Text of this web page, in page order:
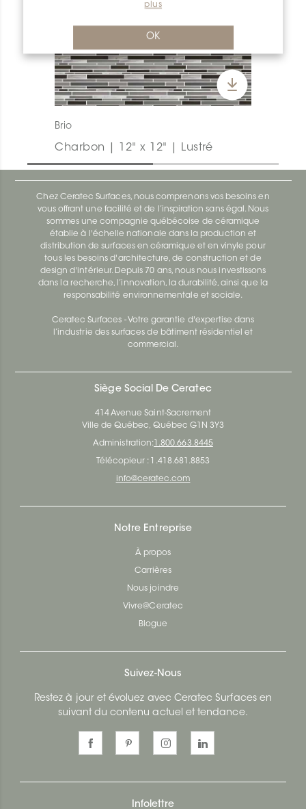
plus
OK
Brio
Charbon | 12" x 12" | Lustré
Chez Ceratec Surfaces, nous comprenons vos besoins en
vous offrant une facilité et de l’inspiration sans égal. Nous
sommes une compagnie québécoise de céramique
établie à l'échelle nationale dans la production et
distribution de surfaces en céramique et en vinyle pour
tous les besoins d'architecture, de construction et de
design d'intérieur. Depuis 70 ans, nous nous investissons
dans la recherche, l’innovation, la durabilité, ainsi que la
responsabilité environnementale et sociale.
Ceratec Surfaces - Votre garantie d'expertise dans
l’industrie des surfaces de bâtiment résidentiel et
commercial.
Siège Social De Ceratec
414 Avenue Saint-Sacrement
Ville de Québec, Québec G1N 3Y3
Administration: 1.800.663.8445
Télécopieur : 1.418.681.8853
info@ceratec.com
Notre Entreprise
À propos
Carrières
Nous joindre
Vivre@Ceratec
Blogue
Suivez-Nous
Restez à jour et évoluez avec Ceratec Surfaces en
suivant du contenu actuel et tendance.
Infolettre